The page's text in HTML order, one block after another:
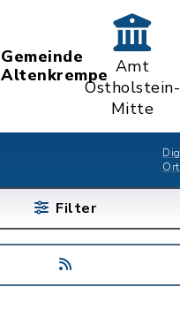
Gemeinde
Altenkrempe Amt
Ostholstein-
Mitte
Filter